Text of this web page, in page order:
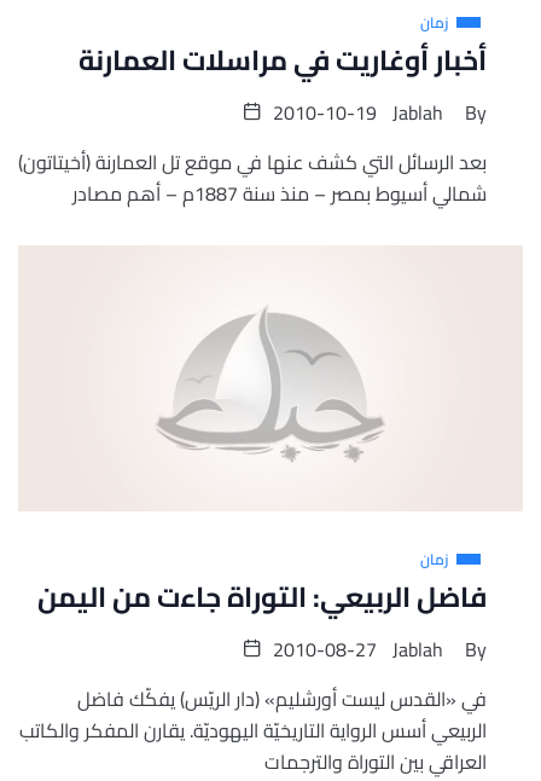
زمان
أخبار أوغاريت في مراسلات العمارنة
By
Jablah
2010-10-19
بعد الرسائل التي كشف عنها في موقع تل العمارنة (أخيتاتون)
شمالي أسيوط بمصر – منذ سنة 1887م – أهم مصادر
زمان
فاضل الربيعي: التوراة جاءت من اليمن
By
Jablah
2010-08-27
في «القدس ليست أورشليم» (دار الريّس) يفكّك فاضل
الربيعي أسس الرواية التاريخيّة اليهوديّة. يقارن المفكر والكاتب
العراقي بين التوراة والترجمات